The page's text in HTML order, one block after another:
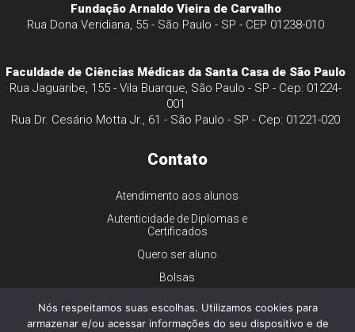
Fundação Arnaldo Vieira de Carvalho
Rua Dona Veridiana, 55 - São Paulo - SP - CEP 01238-010
Faculdade de Ciências Médicas da Santa Casa de São Paulo
Rua Jaguaribe, 155 - Vila Buarque, São Paulo - SP - Cep: 01224-
001
Rua Dr. Cesário Motta Jr., 61 - São Paulo - SP - Cep: 01221-020
Contato
Atendimento aos alunos
Autenticidade de Diplomas e
Certificados
Quero ser aluno
Bolsas
Trabalhe conosco
Nós respeitamos suas escolhas. Utilizamos cookies para
armazenar e/ou acessar informações do seu dispositivo e de